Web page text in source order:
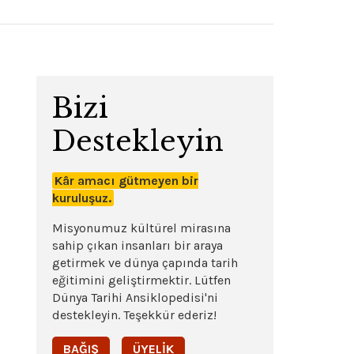
Bizi
Destekleyin
Kâr amacı gütmeyen bir
kuruluşuz.
Misyonumuz kültürel mirasına
sahip çıkan insanları bir araya
getirmek ve dünya çapında tarih
eğitimini geliştirmektir. Lütfen
Dünya Tarihi Ansiklopedisi'ni
destekleyin. Teşekkür ederiz!
BAĞIŞ ÜYELIK